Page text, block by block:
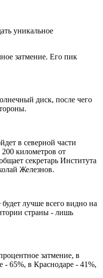
уникальное
затмение. Его пик
диск, после чего
в северной части
километров от
секретарь Института
Железнов.
лучше всего видно на
страны - лишь
затмение, в
- 65%, в Краснодаре - 41%,